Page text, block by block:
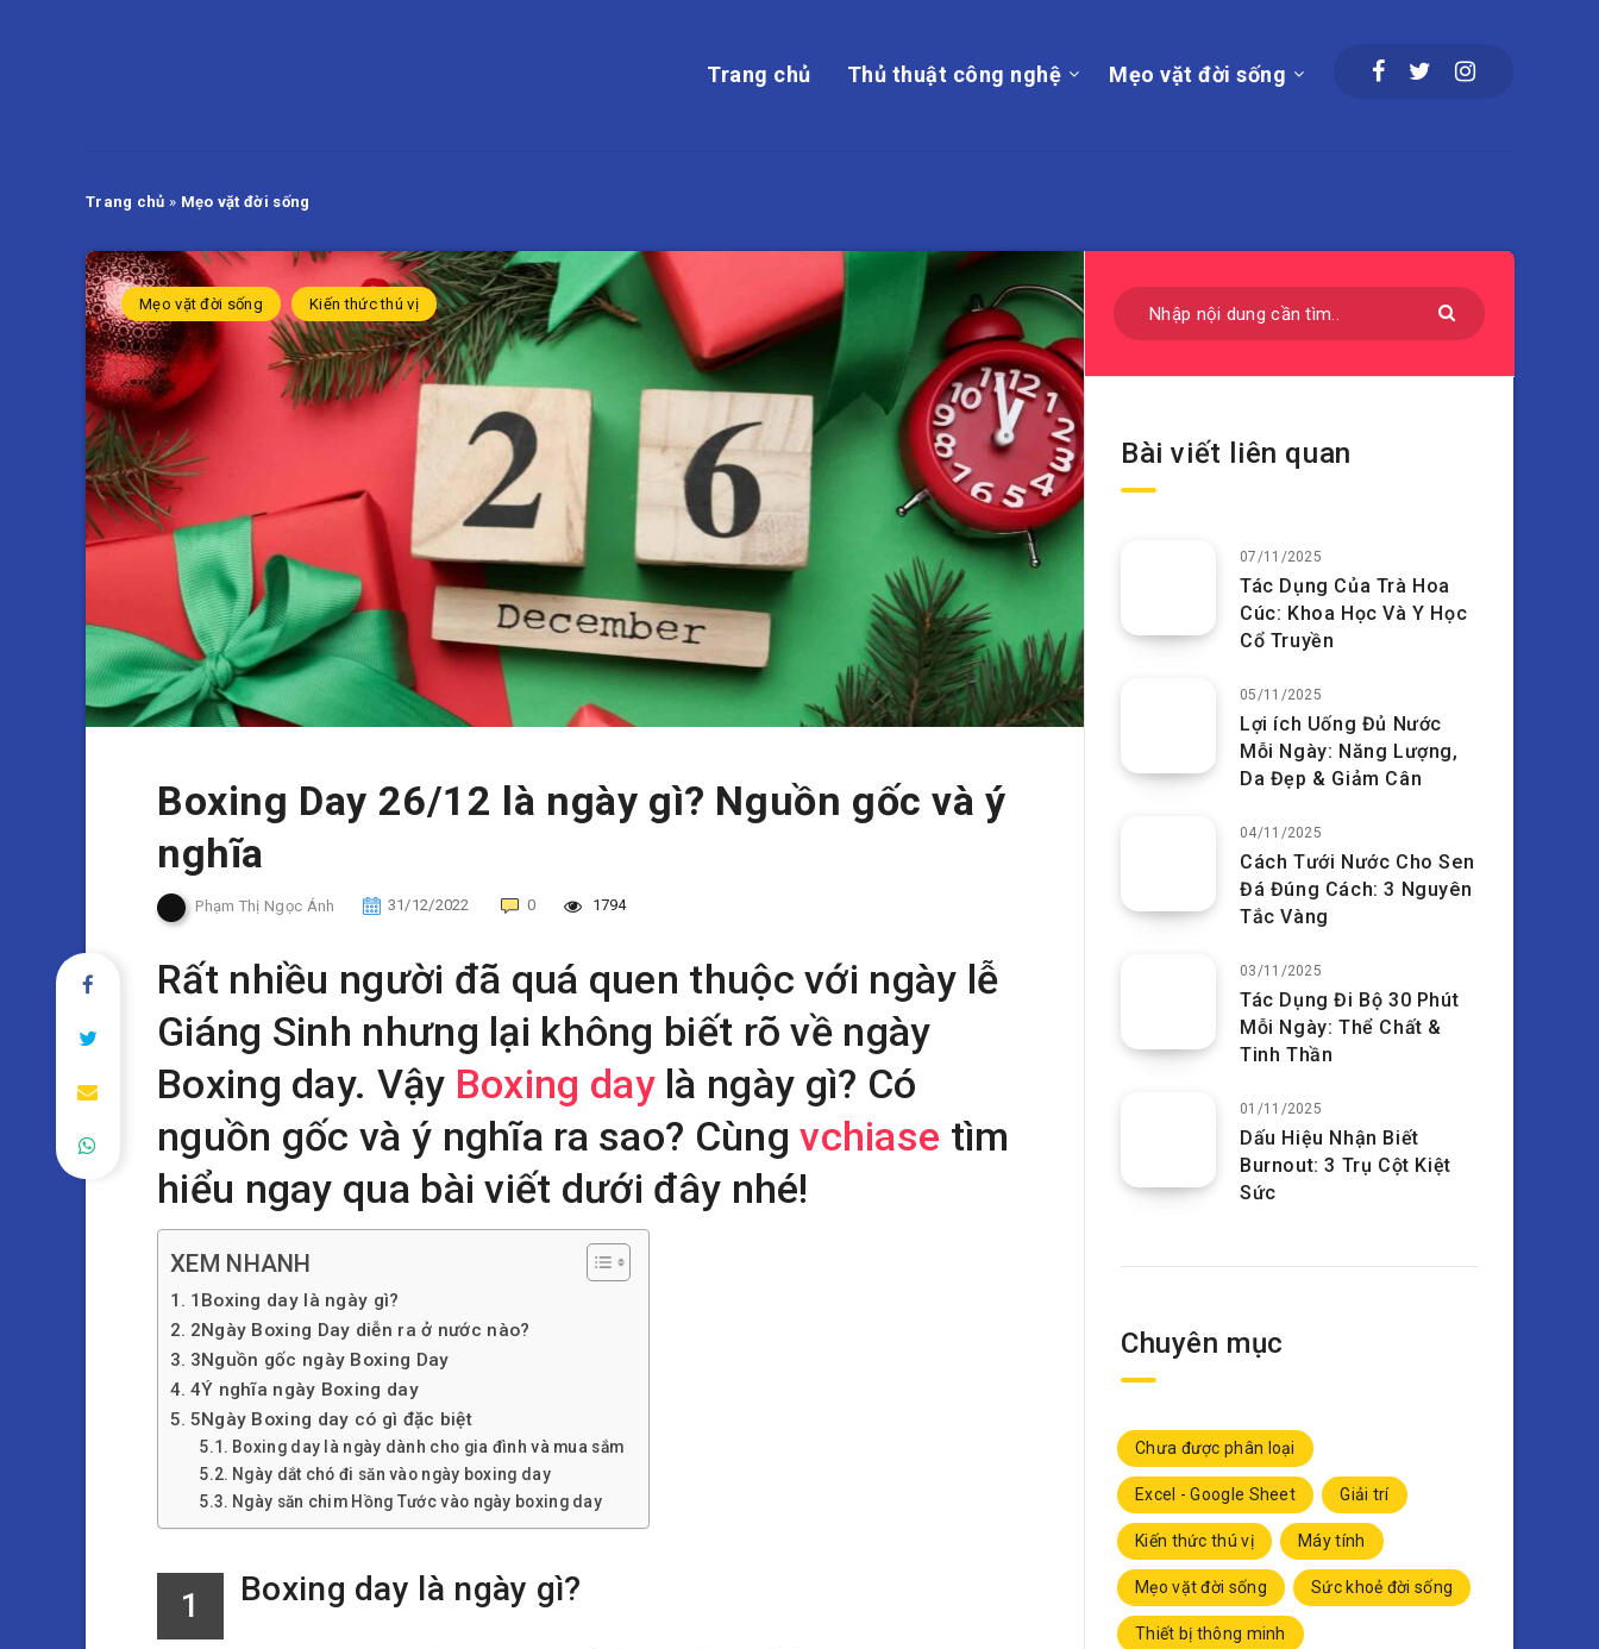
Trang chủ Thủ thuật công nghệ Mẹo vặt đời sống
Trang chủ » Mẹo vặt đời sống
Mẹo vặt đời sống Kiến thức thú vị
Boxing Day 26/12 là ngày gì? Nguồn gốc và ý
nghĩa
Phạm Thị Ngọc Ánh 31/12/2022 0 1794
Rất nhiều người đã quá quen thuộc với ngày lễ
Giáng Sinh nhưng lại không biết rõ về ngày
Boxing day. Vậy Boxing daylà ngày gì? Có
nguồn gốc và ý nghĩa ra sao? Cùngvchiase tìm
hiểu ngay qua bài viết dưới đây nhé!
XEM NHANH
1Boxing day là ngày gì?
2Ngày Boxing Day diễn ra ở nước nào?
3Nguồn gốc ngày Boxing Day
4Ý nghĩa ngày Boxing day
5Ngày Boxing day có gì đặc biệt
Boxing day là ngày dành cho gia đình và mua sắm
Ngày dắt chó đi săn vào ngày boxing day
Ngày săn chim Hồng Tước vào ngày boxing day
1 Boxing day là ngày gì?
Bài viết liên quan
07/11/2025
Tác Dụng Của Trà Hoa
Cúc: Khoa Học Và Y Học
Cổ Truyền
05/11/2025
Lợi ích Uống Đủ Nước
Mỗi Ngày: Năng Lượng,
Da Đẹp & Giảm Cân
04/11/2025
Cách Tưới Nước Cho Sen
Đá Đúng Cách: 3 Nguyên
Tắc Vàng
03/11/2025
Tác Dụng Đi Bộ 30 Phút
Mỗi Ngày: Thể Chất &
Tinh Thần
01/11/2025
Dấu Hiệu Nhận Biết
Burnout: 3 Trụ Cột Kiệt
Sức
Chuyên mục
Chưa được phân loại
Excel - Google Sheet Giải trí
Kiến thức thú vị Máy tính
Mẹo vặt đời sống Sức khoẻ đời sống
Thiết bị thông minh